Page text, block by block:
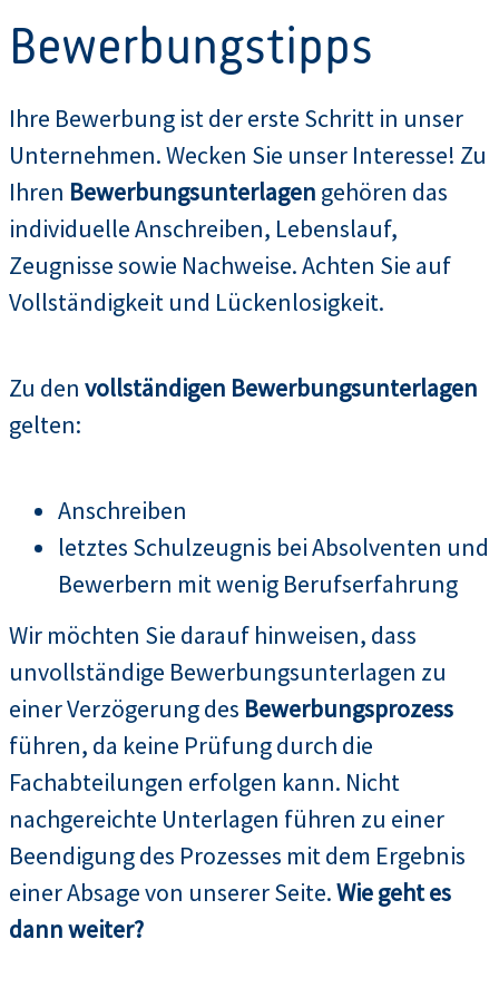
Bewerbungstipps
Ihre Bewerbung ist der erste Schritt in unser
Unternehmen. Wecken Sie unser Interesse! Zu
Ihren Bewerbungsunterlagen gehören das
individuelle Anschreiben, Lebenslauf,
Zeugnisse sowie Nachweise. Achten Sie auf
Vollständigkeit und Lückenlosigkeit.
Zu den vollständigen Bewerbungsunterlagen
gelten:
Anschreiben
letztes Schulzeugnis bei Absolventen und
Bewerbern mit wenig Berufserfahrung
Wir möchten Sie darauf hinweisen, dass
unvollständige Bewerbungsunterlagen zu
einer Verzögerung des Bewerbungsprozess
führen, da keine Prüfung durch die
Fachabteilungen erfolgen kann. Nicht
nachgereichte Unterlagen führen zu einer
Beendigung des Prozesses mit dem Ergebnis
einer Absage von unserer Seite.Wie geht es
dann weiter?